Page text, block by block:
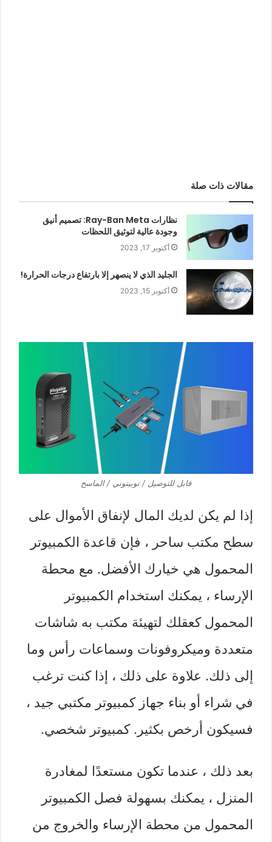
مقالات ذات صلة
نظارات Ray-Ban Meta: تصميم أنيق
وجودة عالية لتوثيق اللحظات
أكتوبر 17, 2023
الجليد الذي لا ينصهر إلا بارتفاع درجات الحرارة!
أكتوبر 15, 2023
قابل للتوصيل / توبينوني / الماسح
إذا لم يكن لديك المال لإنفاق الأموال على
سطح مكتب ساحر ، فإن قاعدة الكمبيوتر
المحمول هي خيارك الأفضل. مع محطة
الإرساء ، يمكنك استخدام الكمبيوتر
المحمول كعقلك لتهيئة مكتب به شاشات
متعددة وميكروفونات وسماعات رأس وما
إلى ذلك. علاوة على ذلك ، إذا كنت ترغب
في شراء أو بناء جهاز كمبيوتر مكتبي جيد ،
فسيكون أرخص بكثير.كمبيوتر شخصي.
بعد ذلك ، عندما تكون مستعدًا لمغادرة
المنزل ، يمكنك بسهولة فصل الكمبيوتر
المحمول من محطة الإرساء والخروج من